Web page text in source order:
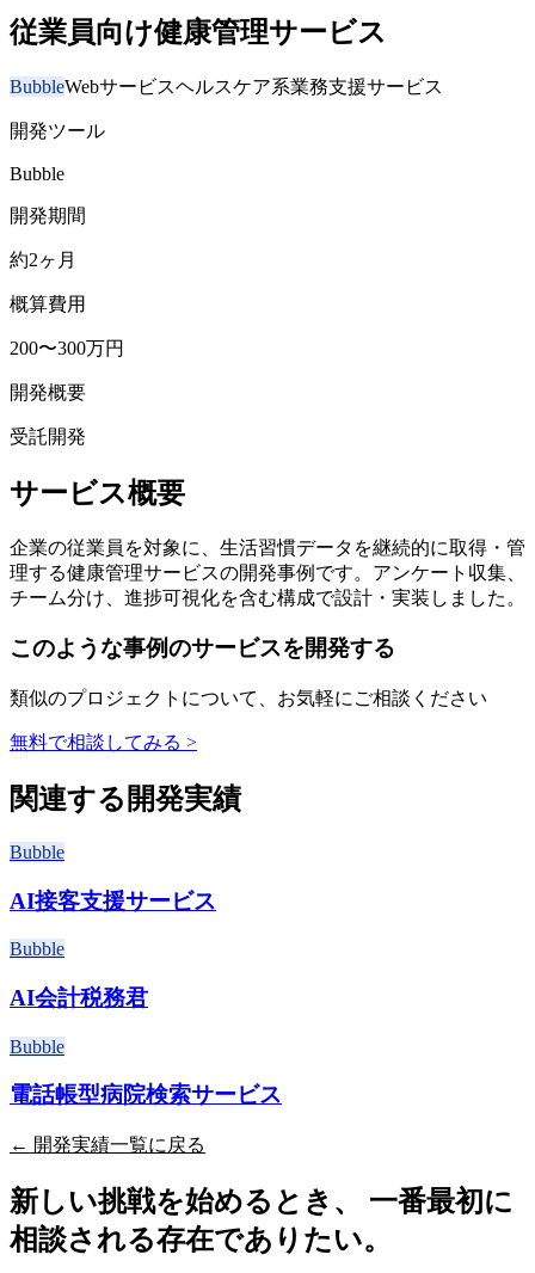
従業員向け健康管理サービス
BubbleWebサービスヘルスケア系業務支援サービス
開発ツール
Bubble
開発期間
約2ヶ月
概算費用
200〜300万円
開発概要
受託開発
サービス概要
企業の従業員を対象に、生活習慣データを継続的に取得・管
理する健康管理サービスの開発事例です。アンケート収集、
チーム分け、進捗可視化を含む構成で設計・実装しました。
このような事例のサービスを開発する
類似のプロジェクトについて、お気軽にご相談ください
無料で相談してみる >
関連する開発実績
Bubble
AI接客支援サービス
Bubble
AI会計税務君
Bubble
電話帳型病院検索サービス
← 開発実績一覧に戻る
新しい挑戦を始めるとき、 一番最初に
相談される存在でありたい。